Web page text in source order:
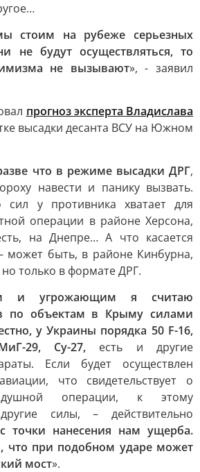
стоим на рубеже серьезных
не будут осуществляться, то
не вызывают», - заявил
прогноз эксперта Владислава
высадки десанта ВСУ на Южном
что в режиме высадки ДРГ,
навести и панику вызвать.
сил у противника хватает для
операции в районе Херсона,
на Днепре… А что касается
может быть, в районе Кинбурна,
только в формате ДРГ.
и угрожающим я считаю
по объектам в Крыму силами
у Украины порядка 50 F-16,
29, Су-27, есть и другие
Если будет осуществлен
что свидетельствует о
операции, к этому
силы, – действительно
точки нанесения нам ущерба.
что при подобном ударе может
мост».